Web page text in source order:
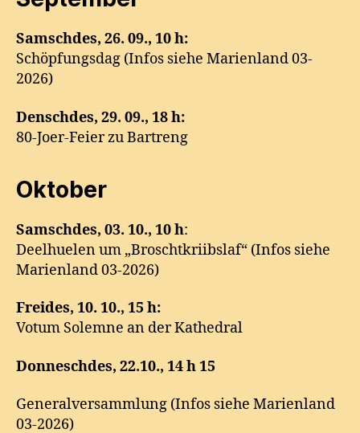
Samschdes, 26. 09., 10 h:
Schöpfungsdag (Infos siehe Marienland 03-
2026)
Denschdes, 29. 09., 18 h:
80-Joer-Feier zu Bartreng
Oktober
Samschdes, 03. 10., 10 h:
Deelhuelen um „Broschtkriibslaf“ (Infos siehe
Marienland 03-2026)
Freides, 10. 10., 15 h:
Votum Solemne an der Kathedral
Donneschdes, 22.10., 14 h 15
Generalversammlung (Infos siehe Marienland
03-2026)